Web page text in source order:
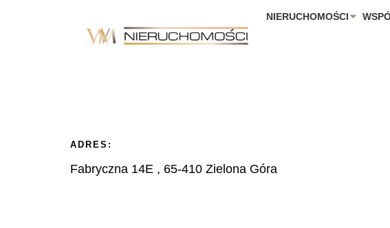
NIERUCHOMOŚCI
ADRES:
Fabryczna 14E , 65-410 Zielona Góra